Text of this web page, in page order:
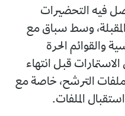
فيه التحضيرات
المقبلة، وسط سباق مع
والقوائم الحرة
قبل انتهاء
ملفات الترشح، خاصة مع
الملفات.